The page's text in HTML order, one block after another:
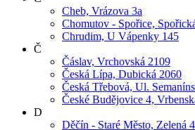
Cheb, Vrázova 3a
Chomutov - Spořice,
Chrudim, U Vápenky 145
Č
Čáslav, Vrchovská 2109
Česká Lípa, Dubická 2060
Česká Třebová, Ul.
České Budějovice 4,
D
Děčín - Staré Město, Zelená